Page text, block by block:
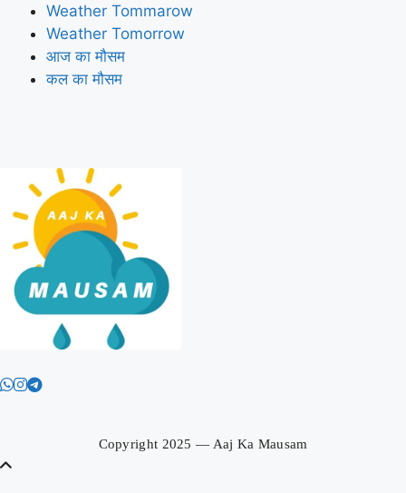
Weather Tommarow
Weather Tomorrow
आज का मौसम
कल का मौसम
Aaj Ka Mausam | आज का
सबसे पहलेCopyright 2025 — Aaj Ka Mausam